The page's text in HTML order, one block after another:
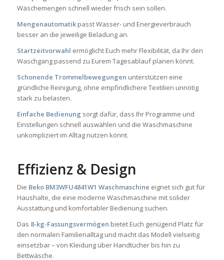
Wäschemengen schnell wieder frisch sein sollen.
Mengenautomatikpasst Wasser- und Energieverbrauch
besser an die jeweilige Beladung an.
Startzeitvorwahl ermöglicht Euch mehr Flexibilität, da Ihr den
Waschgang passend zu Eurem Tagesablauf planen könnt.
Schonende Trommelbewegungen unterstützen eine
gründliche Reinigung, ohne empfindlichere Textilien unnötig
stark zu belasten.
Einfache Bedienung sorgt dafür, dass Ihr Programme und
Einstellungen schnell auswählen und die Waschmaschine
unkompliziert im Alltag nutzen könnt.
Effizienz & Design
Die Beko BM3WFU4841W1 Waschmaschine eignet sich gut für
Haushalte, die eine moderne Waschmaschine mit solider
Ausstattung und komfortabler Bedienung suchen.
Das 8-kg-Fassungsvermögen bietet Euch genügend Platz für
den normalen Familienalltag und macht das Modell vielseitig
einsetzbar – von Kleidung über Handtücher bis hin zu
Bettwäsche.